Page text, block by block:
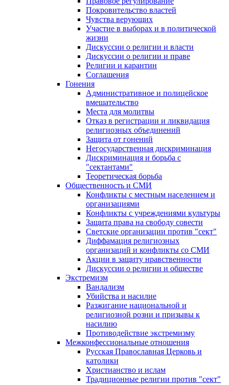
Покровительство властей
Чувства верующих
Участие в выборах и в политической
жизни
Дискуссии о религии и власти
Дискуссии о религии и праве
Религии и карантин
Соглашения
Гонения
Административное и полицейское
вмешательство
Места для молитвы
Отказ в регистрации и ликвидация
религиозных объединений
Защита от гонений
Негосударственная дискриминация
Дискриминация и борьба с
"сектантами"
Теоретическая борьба
Общественность и СМИ
Конфликты с местным населением и
организациями
Конфликты с учреждениями культуры
Защита права на свободу совести
Светские организации против "сект"
Диффамация религиозных
организаций и конфликты со СМИ
Акции в защиту нравственности
Дискуссии о религии и обществе
Экстремизм
Вандализм
Убийства и насилие
Разжигание национальной и
религиозной розни и призывы к
насилию
Противодействие экстремизму
Межконфессиональные отношения
Русская Православная Церковь и
католики
Христианство и ислам
Традиционные религии против "сект"